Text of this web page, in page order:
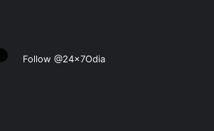
Follow @24x7Odia